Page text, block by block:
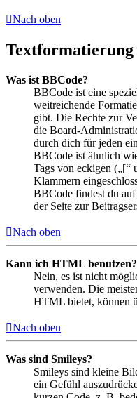
Nach oben
Textformatierung
Was ist BBCode?
BBCode ist eine
weitreichende
gibt. Die Rechte zur
die Board-
durch dich für jeden
BBCode ist ähnlich
Tags von eckigen („[“
Klammern
BBCode findest du
der Seite zur
Nach oben
Kann ich HTML benutzen?
Nein, es ist nicht
verwenden. Die
HTML bietet, können
Nach oben
Was sind Smileys?
Smileys sind kleine
ein Gefühl